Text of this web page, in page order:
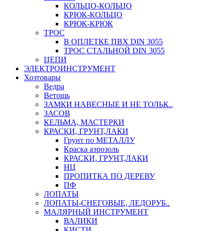
КОЛЬЦО-КОЛЬЦО
КРЮК-КОЛЬЦО
КРЮК-КРЮК
ТРОС
В ОПЛЕТКЕ ПВХ DIN 3055
ТРОС СТАЛЬНОЙ DIN 3055
ЦЕПИ
ЭЛЕКТРОИНСТРУМЕНТ
Хозтовары
Ведра
Ветошь
ЗАМКИ НАВЕСНЫЕ И НЕ ТОЛЬК..
ЗАСОВ
КЕЛЬМА, МАСТЕРКИ
КРАСКИ, ГРУНТ,ЛАКИ
Грунт по МЕТАЛЛУ
Краска аэрозоль
КРАСКИ, ГРУНТ,ЛАКИ
НЦ
ПРОПИТКА ПО ДЕРЕВУ
ПФ
ЛОПАТЫ
ЛОПАТЫ-СНЕГОВЫЕ, ЛЕДОРУБ..
МАЛЯРНЫЙ ИНСТРУМЕНТ
ВАЛИКИ